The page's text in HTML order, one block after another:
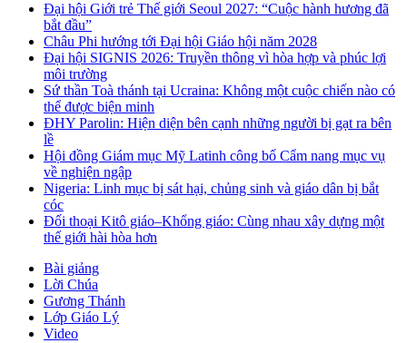
Đại hội Giới trẻ Thế giới Seoul 2027: “Cuộc hành hương đã
bắt đầu”
Châu Phi hướng tới Đại hội Giáo hội năm 2028
Đại hội SIGNIS 2026: Truyền thông vì hòa hợp và phúc lợi
môi trường
Sứ thần Toà thánh tại Ucraina: Không một cuộc chiến nào có
thể được biện minh
ĐHY Parolin: Hiện diện bên cạnh những người bị gạt ra bên
lề
Hội đồng Giám mục Mỹ Latinh công bố Cẩm nang mục vụ
về nghiện ngập
Nigeria: Linh mục bị sát hại, chủng sinh và giáo dân bị bắt
cóc
Đối thoại Kitô giáo–Khổng giáo: Cùng nhau xây dựng một
thế giới hài hòa hơn
Bài giảng
Lời Chúa
Gương Thánh
Lớp Giáo Lý
Video